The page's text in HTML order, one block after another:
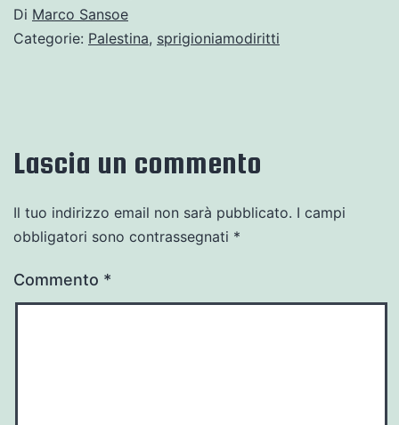
Di Marco Sansoe
Categorie: Palestina, sprigioniamodiritti
Lascia un commento
Il tuo indirizzo email non sarà pubblicato. I campi
obbligatori sono contrassegnati *
Commento *